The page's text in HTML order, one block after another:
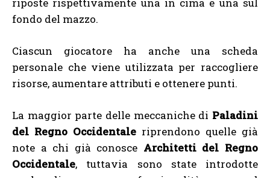
riposte rispettivamente una in cima e una sul
fondo del mazzo.
Ciascun giocatore ha anche una scheda
personale che viene utilizzata per raccogliere
risorse, aumentare attributi e ottenere punti.
La maggior parte delle meccaniche di Paladini
del Regno Occidentale riprendono quelle già
note a chi già conosce Architetti del Regno
Occidentale, tuttavia sono state introdotte